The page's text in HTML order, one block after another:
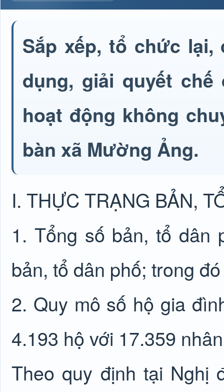
Sắp xếp, tổ chức
dụng, giải quyết
hoạt động không
bàn xã Mường Ảng.
I. THỰC TRẠNG BẢN,
1. Tổng số bản, tổ dân
bản, tổ dân phố; trong
2. Quy mô số hộ gia
4.193 hộ với 17.359
Theo quy định tại Nghị